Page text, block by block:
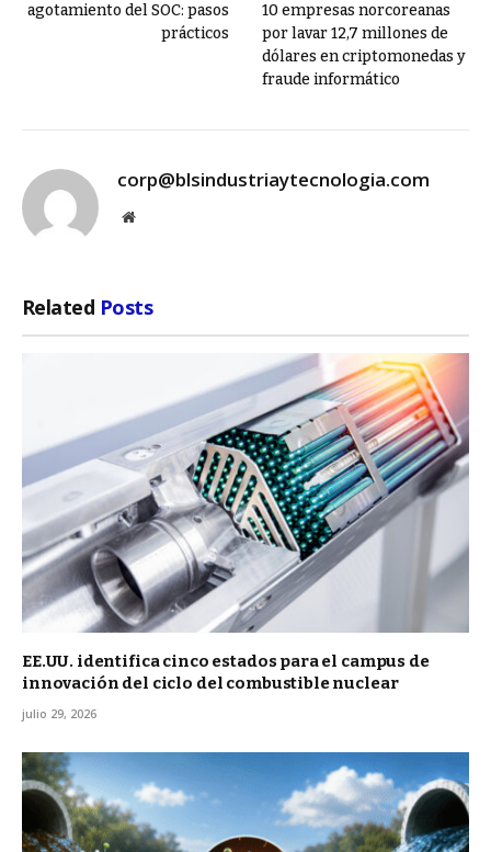
agotamiento del SOC: pasos
prácticos
10 empresas norcoreanas
por lavar 12,7 millones de
dólares en criptomonedas y
fraude informático
corp@blsindustriaytecnologia.com
Website
Related Posts
EE.UU. identifica cinco estados para el campus de
innovación del ciclo del combustible nuclear
julio 29, 2026